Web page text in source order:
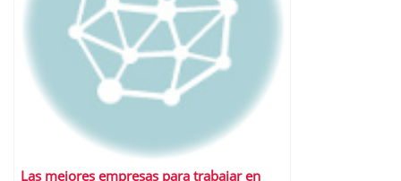
Las mejores empresas para trabajar en